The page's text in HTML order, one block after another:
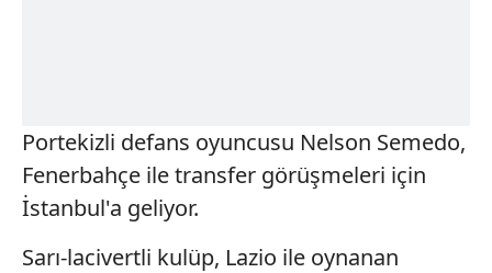
Portekizli defans oyuncusu Nelson Semedo,
Fenerbahçe ile transfer görüşmeleri için
İstanbul'a geliyor.
Sarı-lacivertli kulüp, Lazio ile oynanan